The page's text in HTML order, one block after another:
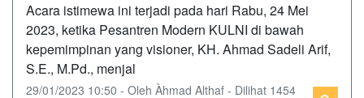
Acara istimewa ini terjadi pada hari Rabu, 24 Mei
2023, ketika Pesantren Modern KULNI di bawah
kepemimpinan yang visioner, KH. Ahmad Sadeli Arif,
S.E., M.Pd., menjal
29/01/2023 10:50 - Oleh Àhmad Althaf - Dilihat 1454